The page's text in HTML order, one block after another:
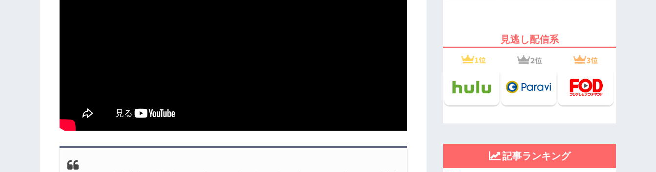
見逃し配信系
記事ランキング